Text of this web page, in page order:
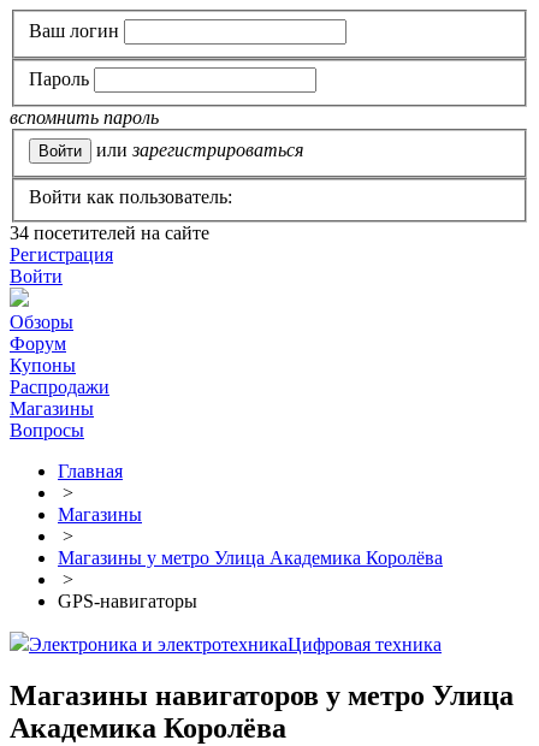
Ваш логин
Пароль
вспомнить пароль
или зарегистрироваться
Войти как пользователь:
34 посетителей на сайте
Регистрация
Войти
Обзоры
Форум
Купоны
Распродажи
Магазины
Вопросы
Главная
>
Магазины
>
Магазины у метро Улица Академика Королёва
>
GPS-навигаторы
Электроника и электротехникаЦифровая техника
Магазины навигаторов у метро Улица
Академика Королёва